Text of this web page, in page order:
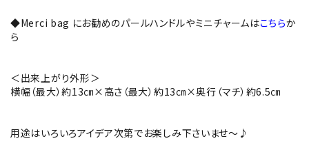
◆Merci bag にお勧めのパールハンドルやミニチャームはこちらか
ら
＜出来上がり外形＞
横幅（最大）約13㎝×高さ（最大）約13㎝×奥行（マチ）約6.5㎝
用途はいろいろアイデア次第でお楽しみ下さいませ～♪